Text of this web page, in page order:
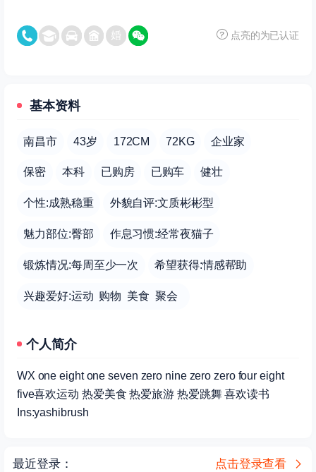
点亮的为已认证
基本资料
南昌市 43岁 172CM 72KG 企业家
保密 本科 已购房 已购车 健壮
个性:成熟稳重 外貌自评:文质彬彬型
魅力部位:臀部 作息习惯:经常夜猫子
锻炼情况:每周至少一次 希望获得:情感帮助
兴趣爱好:运动 购物 美食 聚会
个人简介
WX one eight one seven zero nine zero zero four eight
five喜欢运动 热爱美食 热爱旅游 热爱跳舞 喜欢读书
Ins:yashibrush
最近登录： 点击登录查看